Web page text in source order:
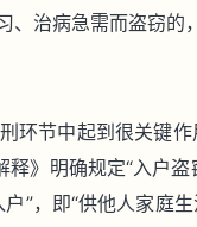
、治病急需而盗窃的
节中起到很关键作
》明确规定“入户盗
”，即“供他人家庭